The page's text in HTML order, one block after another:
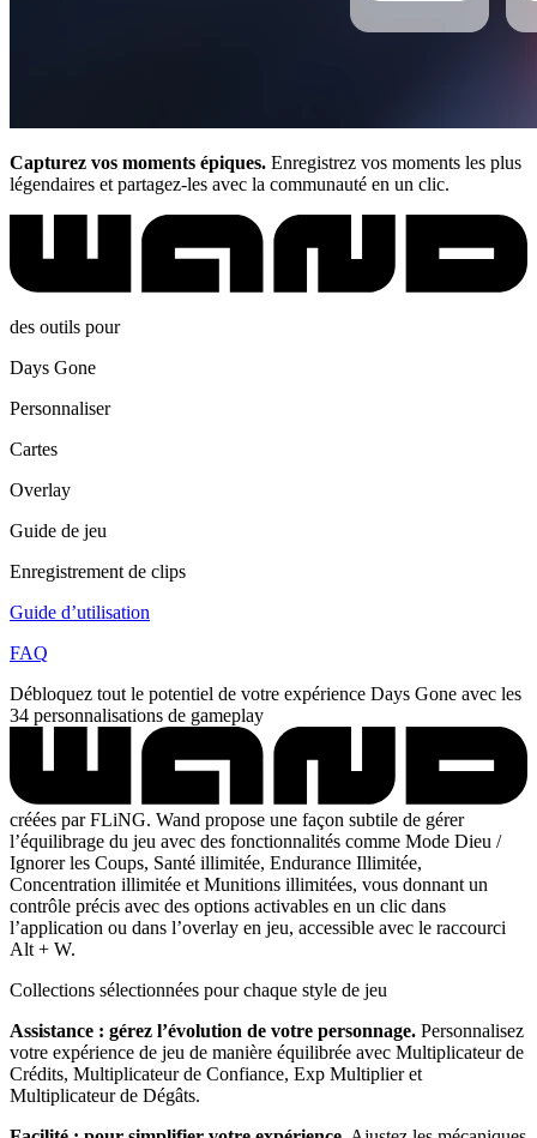
Capturez vos moments épiques. Enregistrez vos moments les plus
légendaires et partagez-les avec la communauté en un clic.
des outils pour
Days Gone
Personnaliser
Cartes
Overlay
Guide de jeu
Enregistrement de clips
Guide d’utilisation
FAQ
Débloquez tout le potentiel de votre expérience Days Gone avec les
34 personnalisations de gameplay
créées par FLiNG. Wand propose une façon subtile de gérer
l’équilibrage du jeu avec des fonctionnalités comme Mode Dieu /
Ignorer les Coups, Santé illimitée, Endurance Illimitée,
Concentration illimitée et Munitions illimitées, vous donnant un
contrôle précis avec des options activables en un clic dans
l’application ou dans l’overlay en jeu, accessible avec le raccourci
Alt + W.
Collections sélectionnées pour chaque style de jeu
Assistance : gérez l’évolution de votre personnage. Personnalisez
votre expérience de jeu de manière équilibrée avec Multiplicateur de
Crédits, Multiplicateur de Confiance, Exp Multiplier et
Multiplicateur de Dégâts.